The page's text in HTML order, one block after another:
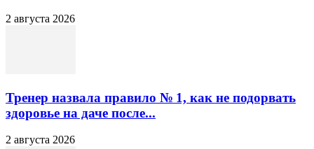
2 августа 2026
Тренер назвала правило № 1, как не подорвать
здоровье на даче после...
2 августа 2026